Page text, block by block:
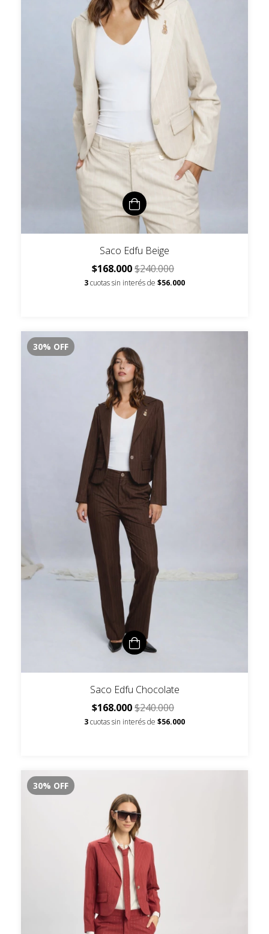
Saco Edfu Beige
$168.000$240.000
3cuotas sin interés de $56.000
30% OFF
Saco Edfu Chocolate
$168.000$240.000
3cuotas sin interés de $56.000
30% OFF